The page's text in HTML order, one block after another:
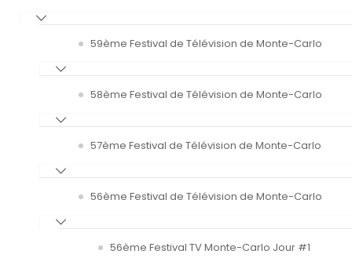
59ème Festival de Télévision de Monte-Carlo
58ème Festival de Télévision de Monte-Carlo
57ème Festival de Télévision de Monte-Carlo
56ème Festival de Télévision de Monte-Carlo
56ème Festival TV Monte-Carlo Jour #1